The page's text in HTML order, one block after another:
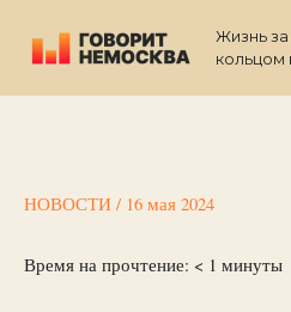
содержимому
Жизнь
кольцом
НОВОСТИ / 16 мая 2024
Время на прочтение: < 1 минуты